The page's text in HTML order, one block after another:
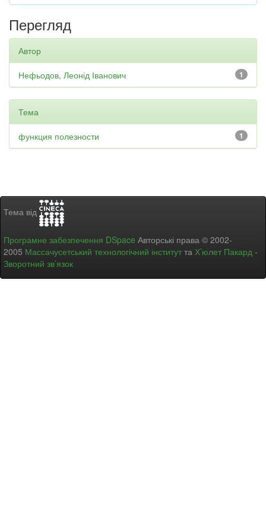
Перегляд
Автор
1
Нефьодов, Леонід Іванович
Тема
1
функция полезности
Тема від
Програмне забезпечення DSpace Авторські права © 2002-
2005 Массачусетський технологічний інститут та Х’юлет Пакард -
Зворотний зв’язок